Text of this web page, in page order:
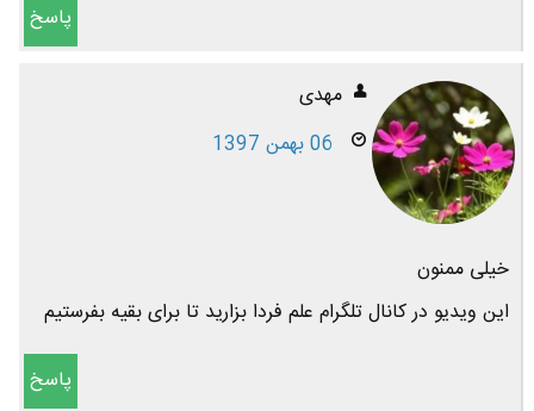
پاسخ
مهدی
06 بهمن 1397
خیلی ممنون
این ویدیو در کانال تلگرام علم فردا بزارید تا برای بقیه بفرستیم
پاسخ